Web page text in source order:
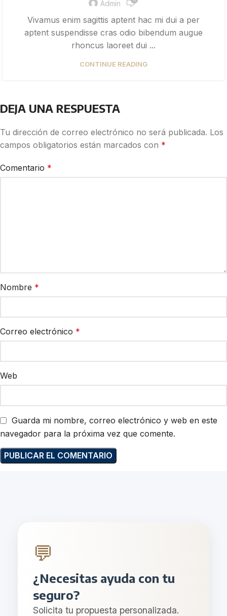
Admin
Vivamus enim sagittis aptent hac mi dui a per
aptent suspendisse cras odio bibendum augue
rhoncus laoreet dui ...
CONTINUE READING
DEJA UNA RESPUESTA
Tu dirección de correo electrónico no será publicada. Los
campos obligatorios están marcados con *
Comentario *
Nombre *
Correo electrónico *
Web
Guarda mi nombre, correo electrónico y web en este
navegador para la próxima vez que comente.
💬
¿Necesitas ayuda con tu
seguro?
Solicita tu propuesta personalizada.